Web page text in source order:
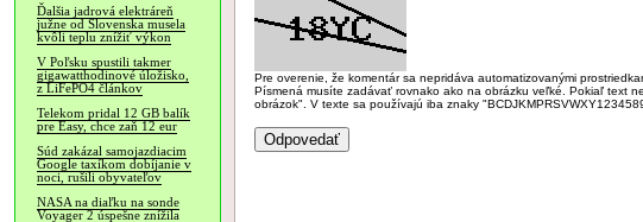
Ďalšia jadrová elektráreň
južne od Slovenska musela
kvôli teplu znížiť výkon
V Poľsku spustili takmer
gigawatthodinové úložisko,
z LiFePO4 článkov
Telekom pridal 12 GB balík
pre Easy, chce zaň 12 eur
Súd zakázal samojazdiacim
Google taxíkom dobíjanie v
noci, rušili obyvateľov
NASA na diaľku na sonde
Voyager 2 úspešne znížila
Pre overenie, že komentár sa nepridáva automatizovanými
Písmená musíte zadávať rovnako ako na obrázku veľké. Pokiaľ text
obrázok". V texte sa používajú iba znaky